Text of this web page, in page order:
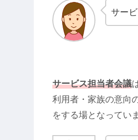
サー
サービス担当者会議
利用者・家族の意向
をする場となってい